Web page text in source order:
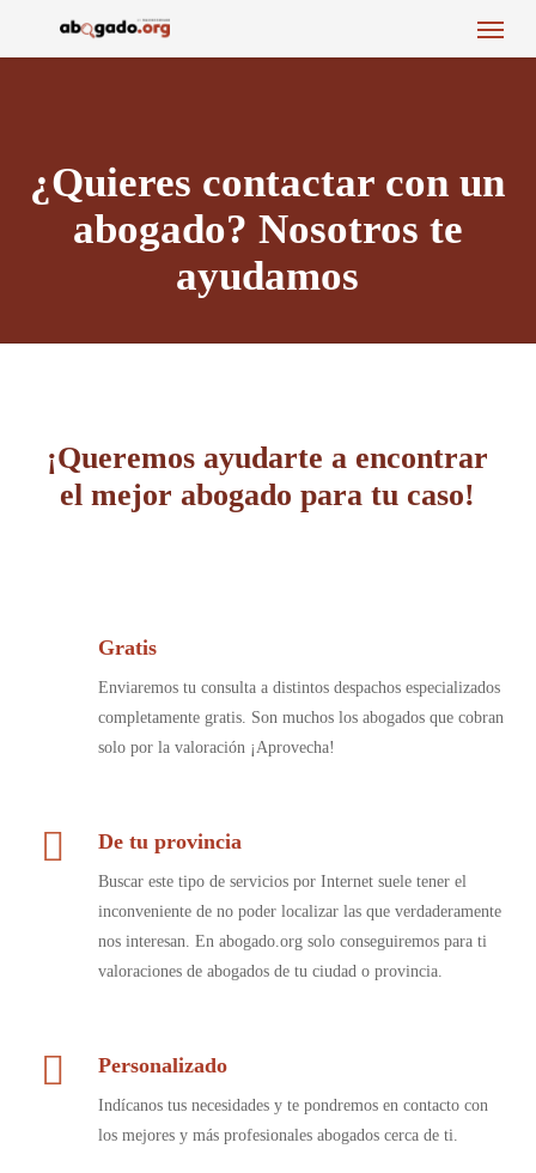
Menu
¿Quieres contactar con un
abogado? Nosotros te
ayudamos
¡Queremos ayudarte a encontrar
el mejor abogado para tu caso!
Gratis
Enviaremos tu consulta a distintos despachos especializados
completamente gratis. Son muchos los abogados que cobran
solo por la valoración ¡Aprovecha!
De tu provincia
Buscar este tipo de servicios por Internet suele tener el
inconveniente de no poder localizar las que verdaderamente
nos interesan. En abogado.org solo conseguiremos para ti
valoraciones de abogados de tu ciudad o provincia.
Personalizado
Indícanos tus necesidades y te pondremos en contacto con
los mejores y más profesionales abogados cerca de ti.